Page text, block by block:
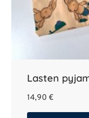
Lasten
14,90 €